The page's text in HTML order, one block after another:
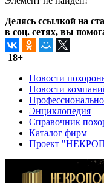
Делясь ссылкой на
в соц. сетях, вы
18+
Новости
Новости
Энциклопедия
Справочник
Каталог фирм
Проект